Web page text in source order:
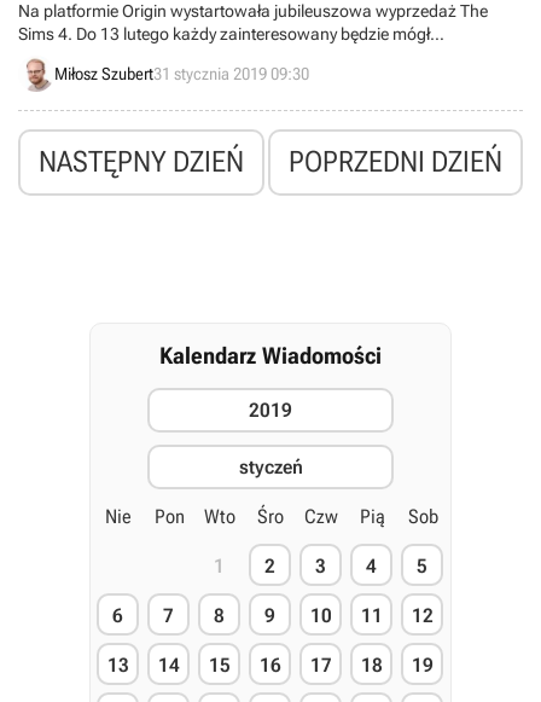
Na platformie Origin wystartowała jubileuszowa wyprzedaż The
Sims 4. Do 13 lutego każdy zainteresowany będzie mógł
zaoszczędzić do 50%, kupując podstawową grę oraz dodatki do
niej, a tych, jak przystało na serię studia Maxis, nie brakuje.
Miłosz Szubert31 stycznia 2019 09:30
NASTĘPNY DZIEŃ POPRZEDNI DZIEŃ
Kalendarz Wiadomości
2019
styczeń
Nie Pon Wto Śro Czw Pią Sob
1 2 3 4 5
6 7 8 9 10 11 12
13 14 15 16 17 18 19